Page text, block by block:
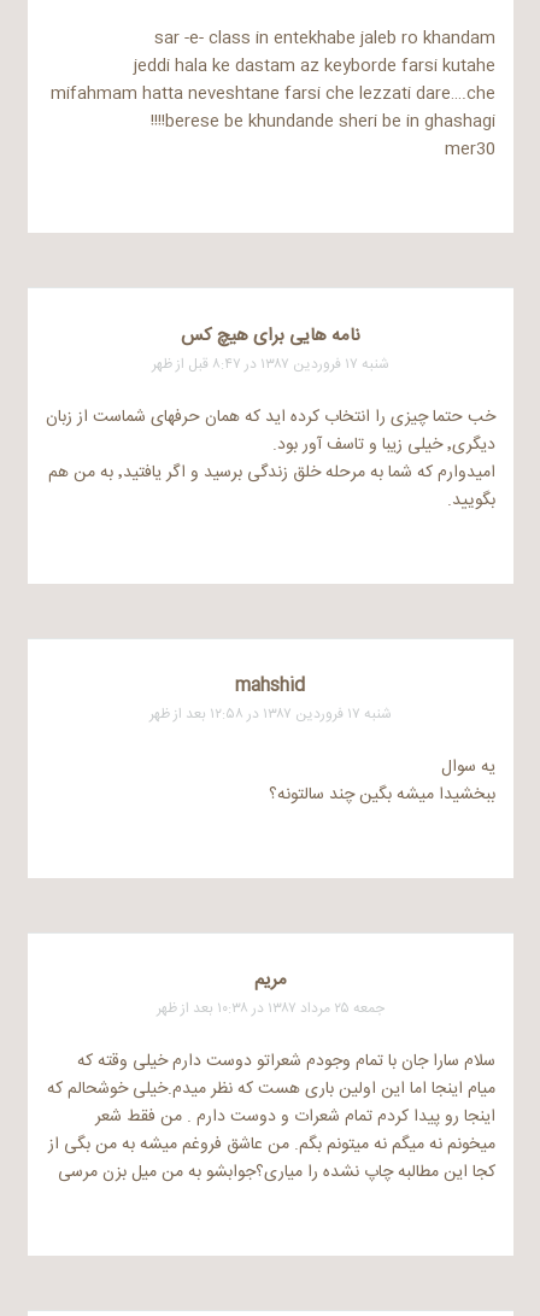
sar -e- class in entekhabe jaleb ro khandam
jeddi hala ke dastam az keyborde farsi kutahe
mifahmam hatta neveshtane farsi che lezzati dare….che
berese be khundande sheri be in ghashagi!!!!
mer30
نامه هايی برای هيچ کس
شنبه ۱۷ فروردین ۱۳۸۷ در ۸:۴۷ قبل از ظهر
خب حتما چیزی را انتخاب کرده اید که همان حرفهای شماست از زبان
دیگری٬ خیلی زیبا و تاسف آور بود.
امیدوارم که شما به مرحله خلق زندگی برسید و اگر یافتید٬ به من هم
بگویید.
mahshid
شنبه ۱۷ فروردین ۱۳۸۷ در ۱۲:۵۸ بعد از ظهر
یه سوال
ببخشیدا میشه بگین چند سالتونه؟
مریم
جمعه ۲۵ مرداد ۱۳۸۷ در ۱۰:۳۸ بعد از ظهر
سلام سارا جان با تمام وجودم شعراتو دوست دارم خیلی وقته که
میام اینجا اما این اولین باری هست که نظر میدم.خیلی خوشحالم که
اینجا رو پیدا کردم تمام شعرات و دوست دارم . من فقط شعر
میخونم نه میگم نه میتونم بگم. من عاشق فروغم میشه به من بگی از
کجا این مطالبه چاپ نشده را میاری؟جوابشو به من میل بزن مرسی